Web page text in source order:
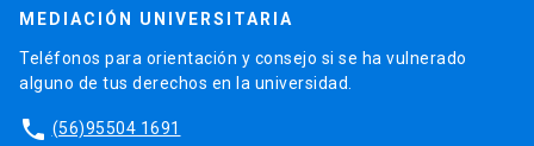
MEDIACIÓN UNIVERSITARIA
Teléfonos para orientación y consejo si se ha vulnerado
alguno de tus derechos en la universidad.
phone (56)95504 1691